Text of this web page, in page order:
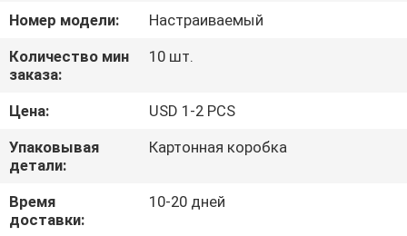
ПРОВЕРКА
КАЧЕСТВА
СВЯЖИТЕСЬ
МЫ
НОВОСТИ
Номер модели:
Настраиваемый
Количество мин
заказа:
10 шт.
Цена:
USD 1-2 PCS
Упаковывая
детали:
Картонная коробка
Время
доставки:
10-20 дней